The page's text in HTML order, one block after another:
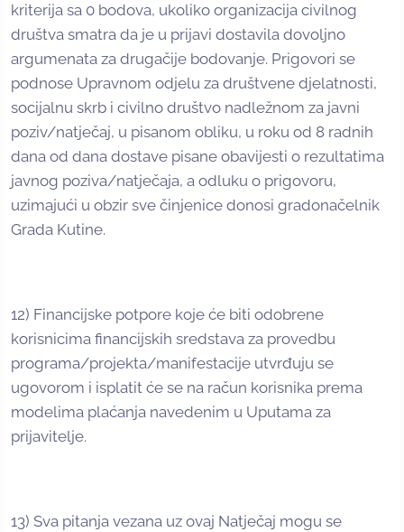
kriterija sa 0 bodova, ukoliko organizacija civilnog
društva smatra da je u prijavi dostavila dovoljno
argumenata za drugačije bodovanje. Prigovori se
podnose Upravnom odjelu za društvene djelatnosti,
socijalnu skrb i civilno društvo nadležnom za javni
poziv/natječaj, u pisanom obliku, u roku od 8 radnih
dana od dana dostave pisane obavijesti o rezultatima
javnog poziva/natječaja, a odluku o prigovoru,
uzimajući u obzir sve činjenice donosi gradonačelnik
Grada Kutine.
12) Financijske potpore koje će biti odobrene
korisnicima financijskih sredstava za provedbu
programa/projekta/manifestacije utvrđuju se
ugovorom i isplatit će se na račun korisnika prema
modelima plaćanja navedenim u Uputama za
prijavitelje.
13) Sva pitanja vezana uz ovaj Natječaj mogu se